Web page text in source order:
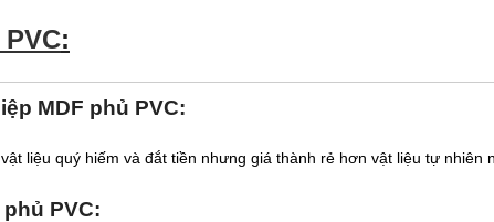
:
MDF phủ PVC:
liệu quý hiếm và đắt tiền nhưng giá thành rẻ hơn vật liệu tự nhiên
PVC: